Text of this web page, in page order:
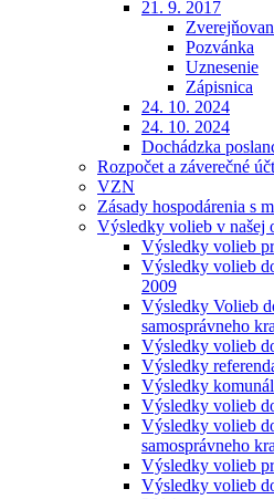
21. 9. 2017
Pozvánka
Uznesenie
Zápisnica
24. 10. 2024
24. 10. 2024
Dochádzka
Rozpočet a záverečné
VZN
Zásady hospodárenia s
Výsledky volieb v našej
Výsledky volieb
Výsledky volieb
2009
Výsledky Volieb
samosprávneho
Výsledky volieb
Výsledky
Výsledky
Výsledky volieb
Výsledky volieb
samosprávneho
Výsledky volieb
Výsledky volieb